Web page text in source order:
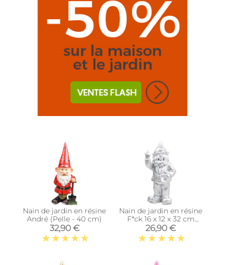
Nain de jardin en résine
André (Pelle - 40 cm)
32,90 €
Nain de jardin en résine
F*ck 16 x 12 x 32 cm
(Argent)
26,90 €